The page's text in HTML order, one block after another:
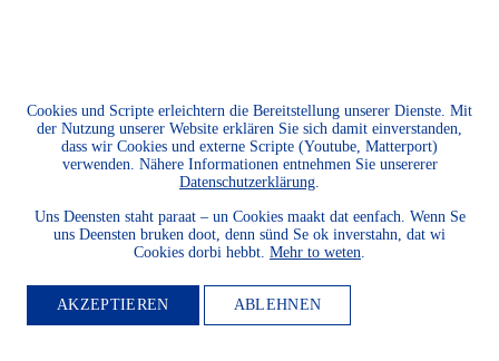
Cookies und Scripte erleichtern die Bereitstellung unserer Dienste. Mit
der Nutzung unserer Website erklären Sie sich damit einverstanden,
dass wir Cookies und externe Scripte (Youtube, Matterport)
verwenden. Nähere Informationen entnehmen Sie unsererer
Datenschutzerklärung
Uns Deensten staht paraat – un Cookies maakt dat eenfach. Wenn Se
uns Deensten bruken doot, denn sünd Se ok inverstahn, dat wi
Cookies dorbi hebbt. Mehr to weten
AKZEPTIEREN ABLEHNEN